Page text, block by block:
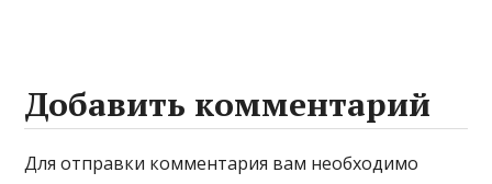
Добавить комментарий
Для отправки комментария вам необходимо